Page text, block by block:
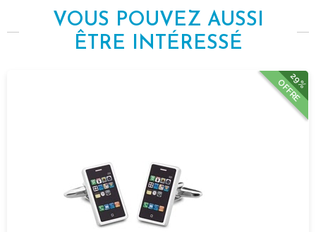
VOUS POUVEZ AUSSI
ÊTRE INTÉRESSÉ
29%
OFFRE